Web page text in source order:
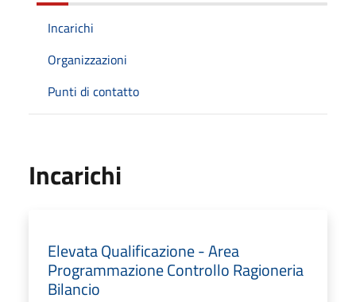
Incarichi
Organizzazioni
Punti di contatto
Incarichi
Elevata Qualificazione - Area
Programmazione Controllo Ragioneria
Bilancio